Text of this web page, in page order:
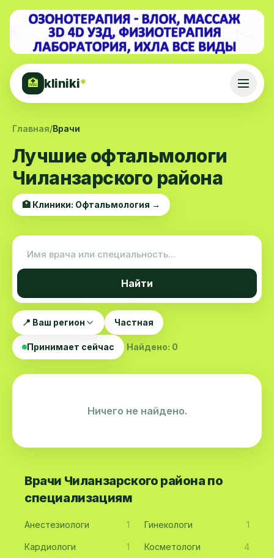
🏥 kliniki*
Главная/Врачи
Лучшие офтальмологи
Чиланзарского района
🏥 Клиники: Офтальмология →
Найти
📍 Ваш регион Частная
Принимает сейчас Найдено: 0
Ничего не найдено.
Врачи Чиланзарского района по
специализациям
Анестезиологи 1 Гинекологи 1
Кардиологи 1 Косметологи 4